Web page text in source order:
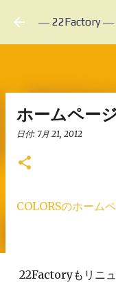
スキップ
ホームペー
日付: 7月 21, 2012
COLORSのホーム
22Factoryもリニ